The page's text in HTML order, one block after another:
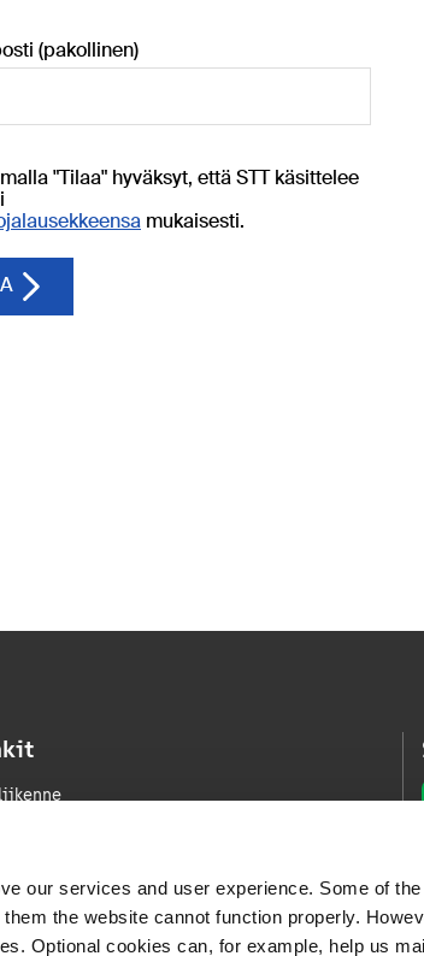
our services and user experience. Some of
the website cannot function properly.
Optional cookies can, for example, help us